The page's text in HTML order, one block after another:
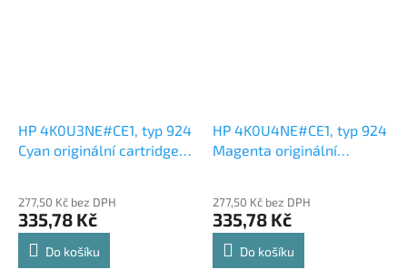
HP 4K0U3NE#CE1, typ 924
Cyan originální cartridge
277,50 Kč bez DPH
335,78 Kč
Do košíku
HP 4K0U4NE#CE1, typ 924
Magenta originální
277,50 Kč bez DPH
335,78 Kč
Do košíku